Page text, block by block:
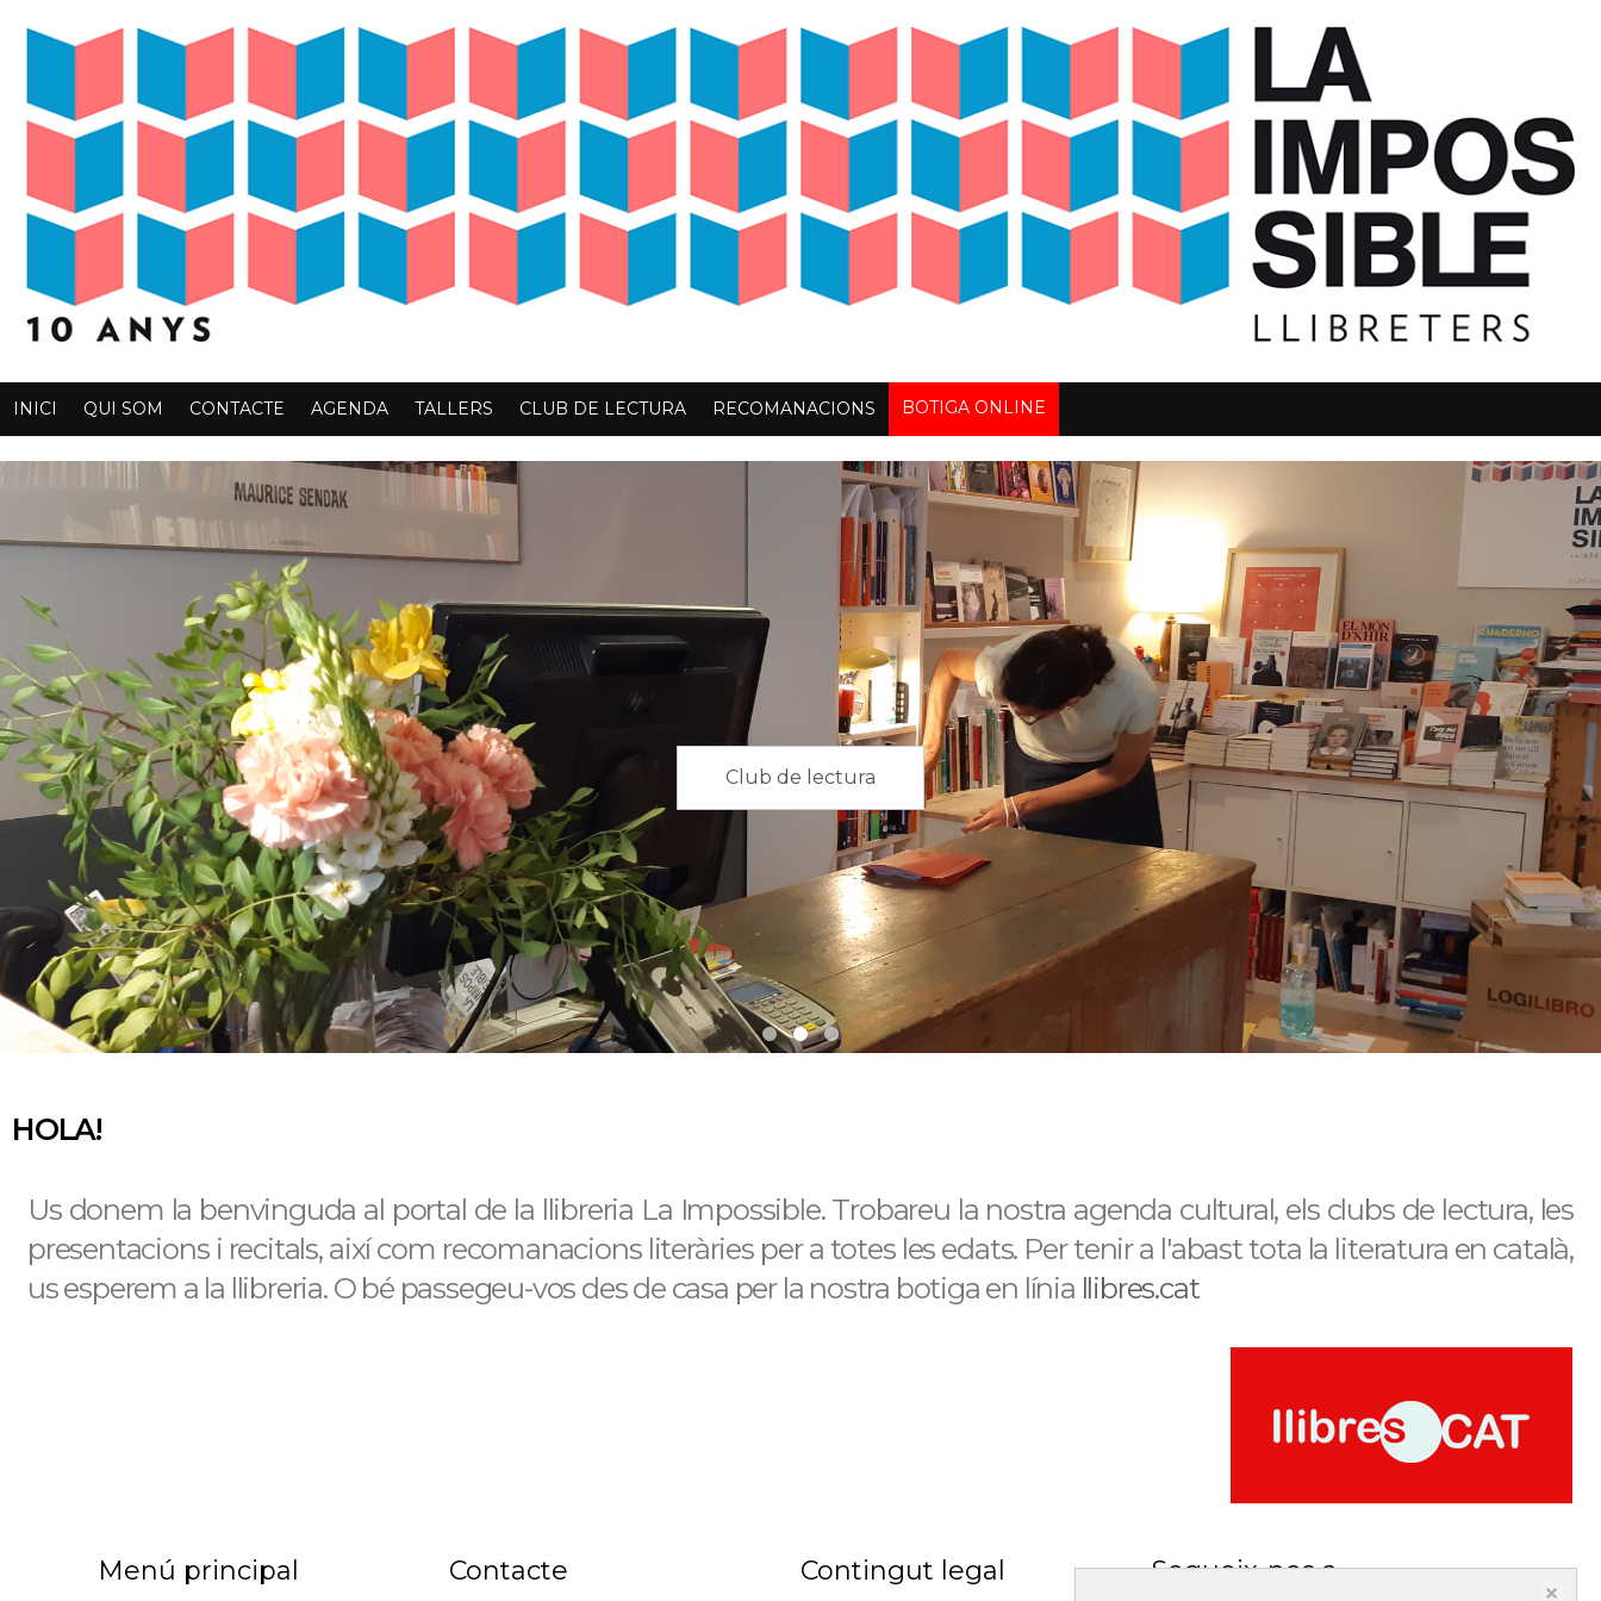
INICI QUI SOM CONTACTE AGENDA TALLERS CLUB DE LECTURA RECOMANACIONS BOTIGA ONLINE
Club de lectura
HOLA!
Us donem la benvinguda al portal de la llibreria La Impossible. Trobareu la nostra agenda cultural, els clubs de lectura, les
presentacions i recitals, així com recomanacions literàries per a totes les edats. Per tenir a l'abast tota la literatura en català,
us esperem a la llibreria. O bé passegeu-vos des de casa per la nostra botiga en línia llibres.cat
Menú principal Contacte Contingut legal Segueix-nos a